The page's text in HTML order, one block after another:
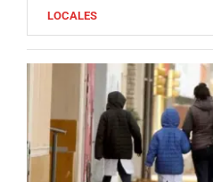
LOCALES